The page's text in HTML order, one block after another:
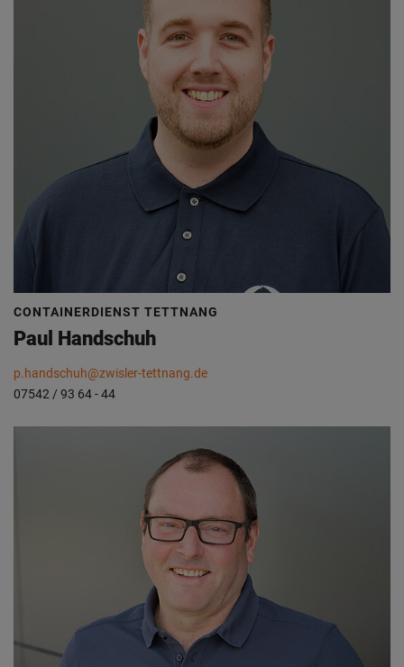
CONTAINERDIENST TETTNANG
Paul Handschuh
p.handschuh@zwisler-tettnang.de
07542 / 93 64 - 44